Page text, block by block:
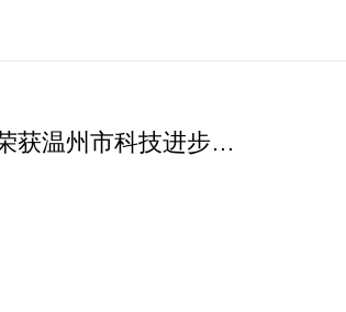
获温州市科技进步三